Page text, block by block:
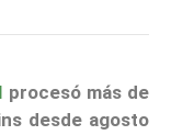
procesó más de
desde agosto